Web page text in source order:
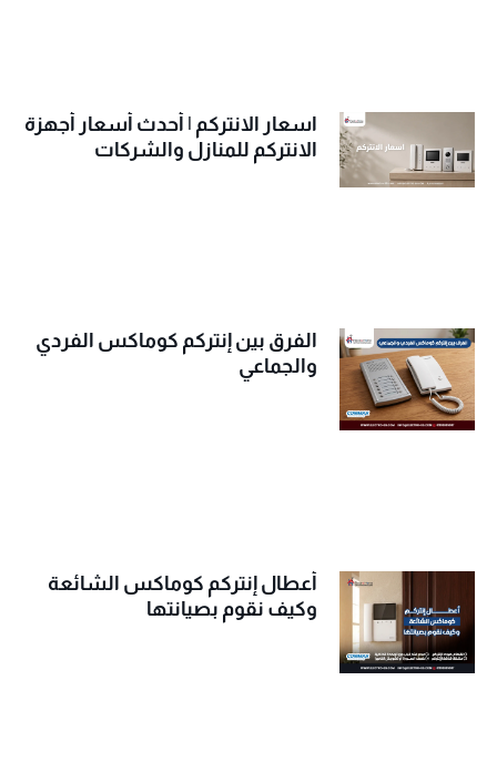
اسعار الانتركم | أحدث أسعار أجهزة
الانتركم للمنازل والشركات
الفرق بين إنتركم كوماكس الفردي
والجماعي
أعطال إنتركم كوماكس الشائعة
وكيف نقوم بصيانتها